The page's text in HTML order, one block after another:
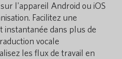
l'appareil Android ou iOS
Facilitez une
instantanée dans plus de
vocale
les flux de travail en